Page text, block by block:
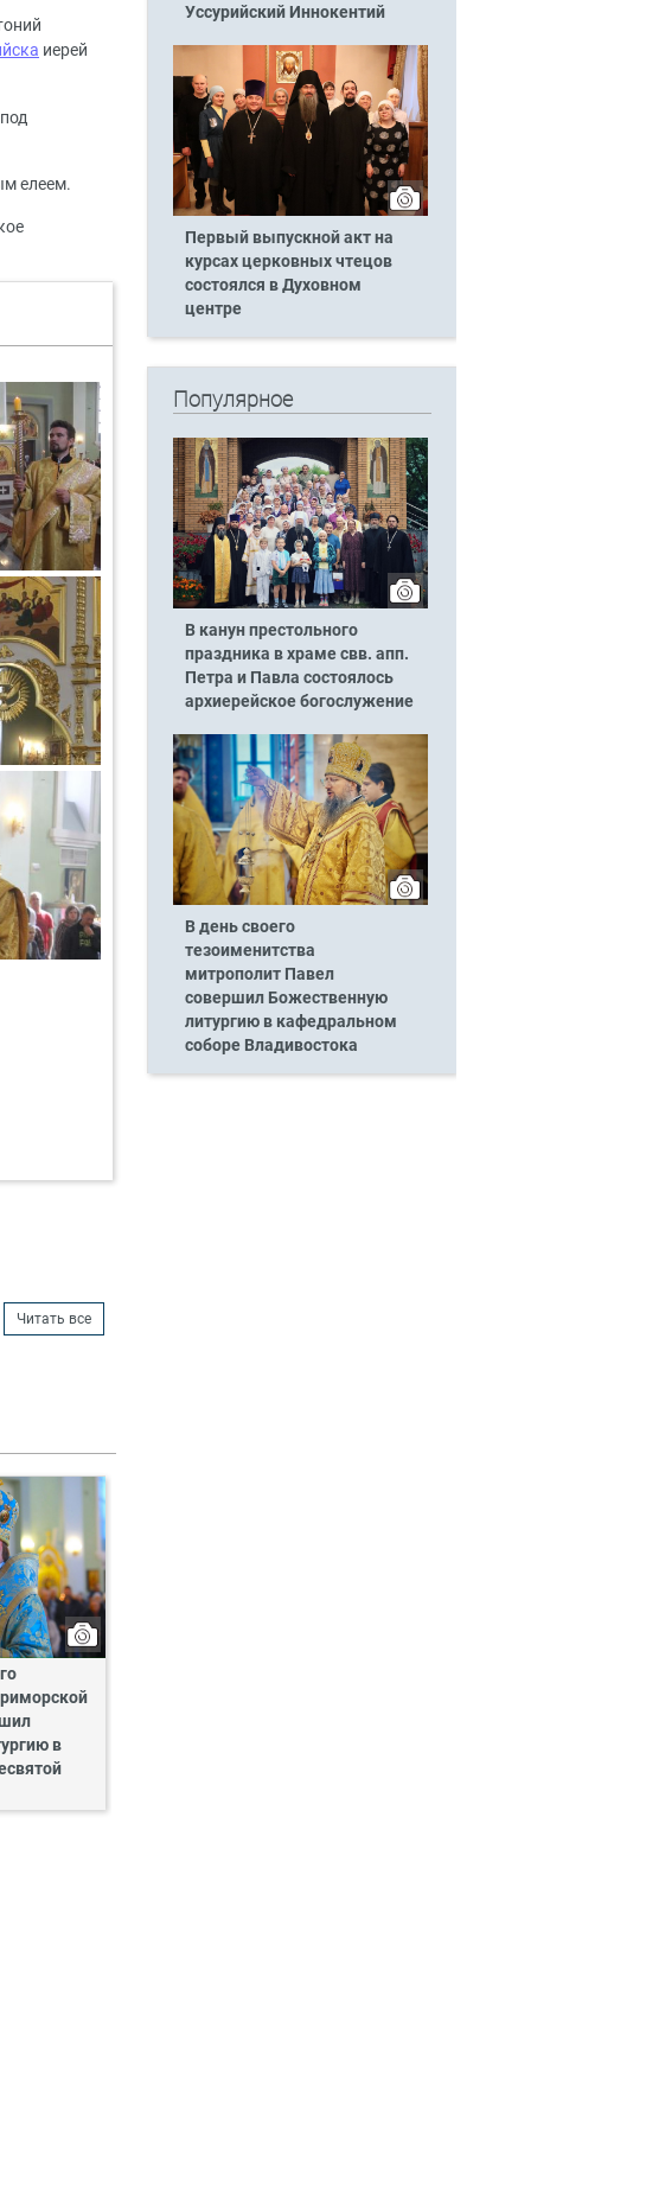
иерей
елеем.
Читать все
в
Уссурийский Иннокентий
Первый выпускной акт на
курсах церковных чтецов
состоялся в Духовном
центре
Популярное
В канун престольного
праздника в храме свв. апп.
Петра и Павла состоялось
архиерейское богослужение
В день своего
тезоименитства
митрополит Павел
совершил Божественную
литургию в кафедральном
соборе Владивостока